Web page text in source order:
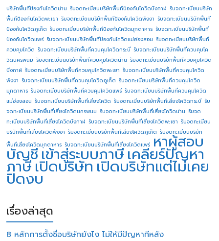
บริษัทพื้นทีป้องกันโควิดน่าน รับจดทะเบียนบริษัทพื้นทีป้องกันโควิดบึงกาฬ รับจดทะเบียนบริษัท
พื้นทีป้องกันโควิดพะเยา รับจดทะเบียนบริษัทพื้นทีป้องกันโควิดพังงา รับจดทะเบียนบริษัทพื้นที
ป้องกันโควิดภูเก็ต รับจดทะเบียนบริษัทพื้นทีป้องกันโควิดมุกดาหาร รับจดทะเบียนบริษัทพื้นที
ป้องกันโควิดแพร่ รับจดทะเบียนบริษัทพื้นทีป้องกันโควิดแม่ฮ่องสอน รับจดทะเบียนบริษัทพื้นที่
ควบคุมโควิด รับจดทะเบียนบริษัทพื้นที่ควบคุมโควิดกระบี่ รับจดทะเบียนบริษัทพื้นที่ควบคุมโค
วิดนครพนม รับจดทะเบียนบริษัทพื้นที่ควบคุมโควิดน่าน รับจดทะเบียนบริษัทพื้นที่ควบคุมโควิด
บึงกาฬ รับจดทะเบียนบริษัทพื้นที่ควบคุมโควิดพะเยา รับจดทะเบียนบริษัทพื้นที่ควบคุมโควิด
พังงา รับจดทะเบียนบริษัทพื้นที่ควบคุมโควิดภูเก็ต รับจดทะเบียนบริษัทพื้นที่ควบคุมโควิด
มุกดาหาร รับจดทะเบียนบริษัทพื้นที่ควบคุมโควิดแพร่ รับจดทะเบียนบริษัทพื้นที่ควบคุมโควิด
แม่ฮ่องสอน รับจดทะเบียนบริษัทพื้นที่เสี่ยงโควิด รับจดทะเบียนบริษัทพื้นที่เสี่ยงโควิดกระบี่ รับ
จดทะเบียนบริษัทพื้นที่เสี่ยงโควิดนครพนม รับจดทะเบียนบริษัทพื้นที่เสี่ยงโควิดน่าน รับจด
ทะเบียนบริษัทพื้นที่เสี่ยงโควิดบึงกาฬ รับจดทะเบียนบริษัทพื้นที่เสี่ยงโควิดพะเยา รับจดทะเบียน
บริษัทพื้นที่เสี่ยงโควิดพังงา รับจดทะเบียนบริษัทพื้นที่เสี่ยงโควิดภูเก็ต รับจดทะเบียนบริษัท
พื้นที่เสี่ยงโควิดมุกดาหาร รับจดทะเบียนบริษัทพื้นที่เสี่ยงโควิดแพร่ หาผู้สอบ
บัญชี เข้าสู่ระบบภาษี เคลียร์ปัญหา
ภาษีเปิดบริษัทเปิดบริษัทแต่ไม่เคย
ปิดงบ
เรื่องล่าสุด
8 หลักการตั้งชื่อบริษัทยังไง ไม่ให้มีปัญหาทีหลัง